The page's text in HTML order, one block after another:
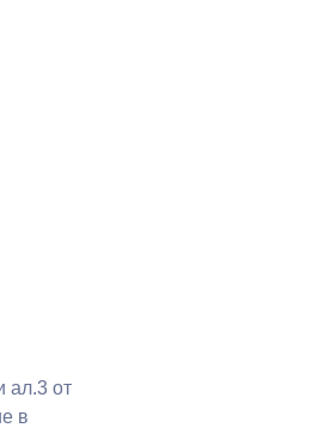
ал.3 от
в